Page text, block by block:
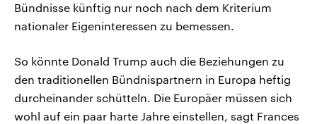
Bündnisse künftig nur noch nach dem Kriterium
nationaler Eigeninteressen zu bemessen.
So könnte Donald Trump auch die Beziehungen zu
den traditionellen Bündnispartnern in Europa heftig
durcheinander schütteln. Die Europäer müssen sich
wohl auf ein paar harte Jahre einstellen, sagt Frances